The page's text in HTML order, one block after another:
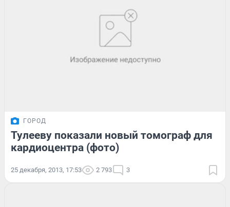
ГОРОД
Тулееву показали новый томограф для
кардиоцентра (фото)
25 декабря, 2013, 17:53 2 793 3